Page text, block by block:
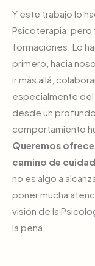
Y este trabajo lo
Psicoterapia, pero
formaciones. Lo
primero, hacia
ir más allá,
especialmente del
desde un
comportamiento
Queremos
camino de
no es algo a
poner mucha
visión de la
la pena.